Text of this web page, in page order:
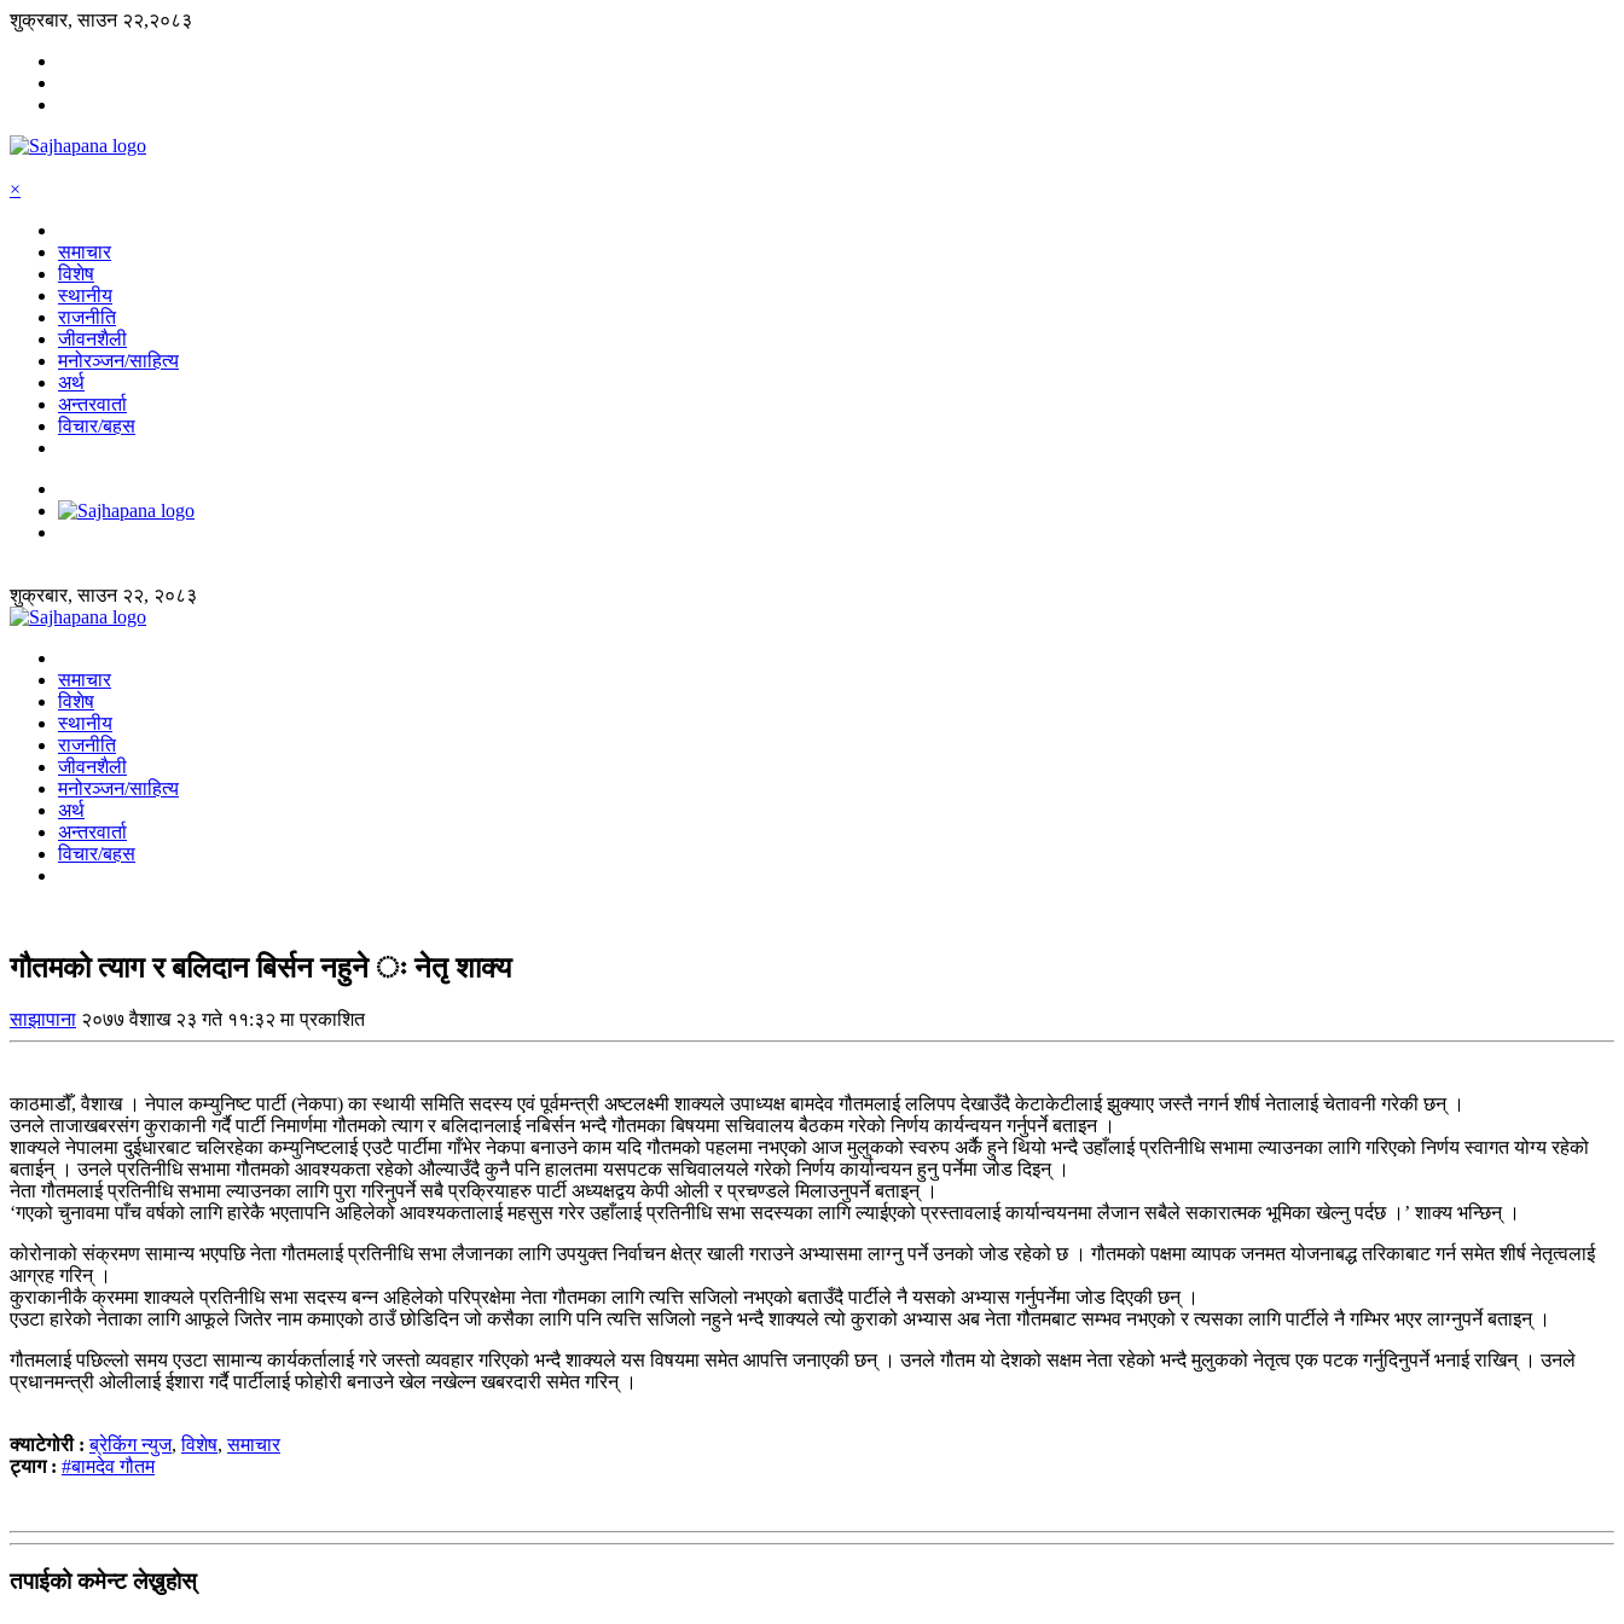
शुक्रबार, साउन २२,२०८३
×
समाचार
विशेष
स्थानीय
राजनीति
जीवनशैली
मनोरञ्जन/साहित्य
अर्थ
अन्तरवार्ता
विचार/बहस
शुक्रबार, साउन २२, २०८३
समाचार
विशेष
स्थानीय
राजनीति
जीवनशैली
मनोरञ्जन/साहित्य
अर्थ
अन्तरवार्ता
विचार/बहस
गौतमको त्याग र बलिदान बिर्सन नहुने ः नेतृ शाक्य
साझापाना २०७७ वैशाख २३ गते ११:३२ मा प्रकाशित
काठमाडौँ, वैशाख । नेपाल कम्युनिष्ट पार्टी (नेकपा) का स्थायी समिति सदस्य एवं पूर्वमन्त्री अष्टलक्ष्मी शाक्यले उपाध्यक्ष बामदेव गौतमलाई ललिपप देखाउँदै केटाकेटीलाई झुक्याए जस्तै नगर्न शीर्ष नेतालाई चेतावनी गरेकी छन् ।
उनले ताजाखबरसंग कुराकानी गर्दै पार्टी निमार्णमा गौतमको त्याग र बलिदानलाई नबिर्सन भन्दै गौतमका बिषयमा सचिवालय बैठकम गरेको निर्णय कार्यन्वयन गर्नुपर्ने बताइन ।
शाक्यले नेपालमा दुईधारबाट चलिरहेका कम्युनिष्टलाई एउटै पार्टीमा गाँभेर नेकपा बनाउने काम यदि गौतमको पहलमा नभएको आज मुलुकको स्वरुप अर्कै हुने थियो भन्दै उहाँलाई प्रतिनीधि सभामा ल्याउनका लागि गरिएको निर्णय स्वागत योग्य रहेको
बताईन् । उनले प्रतिनीधि सभामा गौतमको आवश्यकता रहेको औल्याउँदै कुनै पनि हालतमा यसपटक सचिवालयले गरेको निर्णय कार्यान्वयन हुनु पर्नेमा जोड दिइन् ।
नेता गौतमलाई प्रतिनीधि सभामा ल्याउनका लागि पुरा गरिनुपर्ने सबै प्रक्रियाहरु पार्टी अध्यक्षद्वय केपी ओली र प्रचण्डले मिलाउनुपर्ने बताइन् ।
‘गएको चुनावमा पाँच वर्षको लागि हारेकै भएतापनि अहिलेको आवश्यकतालाई महसुस गरेर उहाँलाई प्रतिनीधि सभा सदस्यका लागि ल्याईएको प्रस्तावलाई कार्यान्वयनमा लैजान सबैले सकारात्मक भूमिका खेल्नु पर्दछ ।’ शाक्य भन्छिन् ।
कोरोनाको संक्रमण सामान्य भएपछि नेता गौतमलाई प्रतिनीधि सभा लैजानका लागि उपयुक्त निर्वाचन क्षेत्र खाली गराउने अभ्यासमा लाग्नु पर्ने उनको जोड रहेको छ । गौतमको पक्षमा व्यापक जनमत योजनाबद्ध तरिकाबाट गर्न समेत शीर्ष नेतृत्वलाई
आग्रह गरिन् ।
कुराकानीकै क्रममा शाक्यले प्रतिनीधि सभा सदस्य बन्न अहिलेको परिप्रक्षेमा नेता गौतमका लागि त्यत्ति सजिलो नभएको बताउँदै पार्टीले नै यसको अभ्यास गर्नुपर्नेमा जोड दिएकी छन् ।
एउटा हारेको नेताका लागि आफूले जितेर नाम कमाएको ठाउँ छोडिदिन जो कसैका लागि पनि त्यत्ति सजिलो नहुने भन्दै शाक्यले त्यो कुराको अभ्यास अब नेता गौतमबाट सम्भव नभएको र त्यसका लागि पार्टीले नै गम्भिर भएर लाग्नुपर्ने बताइन् ।
गौतमलाई पछिल्लो समय एउटा सामान्य कार्यकर्तालाई गरे जस्तो व्यवहार गरिएको भन्दै शाक्यले यस विषयमा समेत आपत्ति जनाएकी छन् । उनले गौतम यो देशको सक्षम नेता रहेको भन्दै मुलुकको नेतृत्व एक पटक गर्नुदिनुपर्ने भनाई राखिन् । उनले
प्रधानमन्त्री ओलीलाई ईशारा गर्दै पार्टीलाई फोहोरी बनाउने खेल नखेल्न खबरदारी समेत गरिन् ।
क्याटेगोरी :ब्रेकिंग न्युज,विशेष,समाचार
ट्याग : #बामदेव गौतम
तपाईको कमेन्ट लेख्नुहोस्